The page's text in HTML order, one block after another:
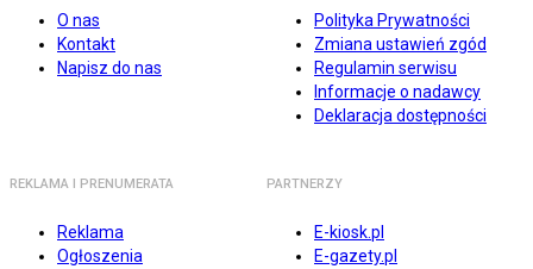
O nas
Kontakt
Napisz do nas
Polityka Prywatności
Zmiana ustawień zgód
Regulamin serwisu
Informacje o nadawcy
Deklaracja dostępności
REKLAMA I PRENUMERATA
Reklama
Ogłoszenia
PARTNERZY
E-kiosk.pl
E-gazety.pl